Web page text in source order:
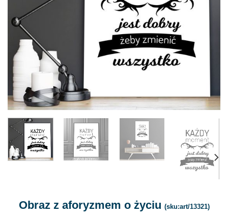
Obraz z aforyzmem o życiu (sku:art/13321)